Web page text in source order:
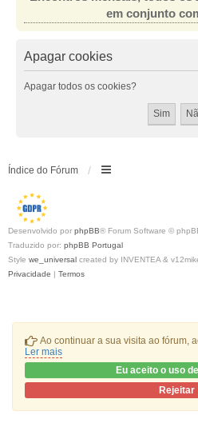
Ao continuar a sua visita ao fórum,
Ler mais
Eu aceito o uso
Rejeitar
em conjunto
Apagar cookies
Apagar todos os cookies?
Índice do Fórum
Desenvolvido por phpBB® Forum Software ©
Traduzido por: phpBB Portugal
Style we_universal created by INVENTEA &
Privacidade | Termos